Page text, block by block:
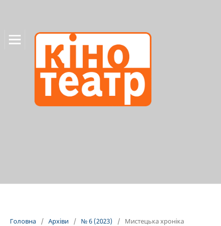
Головна / Архіви / № 6 (2023) / Мистецька хроніка